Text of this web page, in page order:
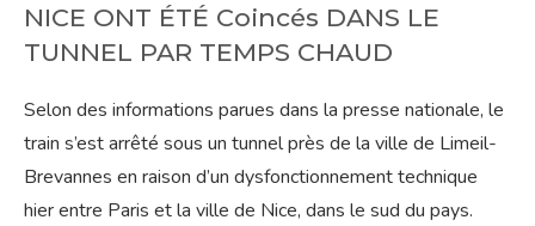
NICE ONT ÉTÉ Coincés DANS LE
TUNNEL PAR TEMPS CHAUD
Selon des informations parues dans la presse nationale, le
train s’est arrêté sous un tunnel près de la ville de Limeil-
Brevannes en raison d’un dysfonctionnement technique
hier entre Paris et la ville de Nice, dans le sud du pays.